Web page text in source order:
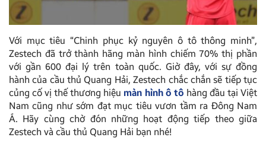
Với mục tiêu “Chinh phục kỷ nguyên ô tô thông minh”,
Zestech đã trở thành hãng màn hình chiếm 70% thị phần
với gần 600 đại lý trên toàn quốc. Giờ đây, với sự đồng
hành của cầu thủ Quang Hải, Zestech chắc chắn sẽ tiếp tục
củng cố vị thế thương hiệu màn hình ô tô hàng đầu tại Việt
Nam cũng như sớm đạt mục tiêu vươn tầm ra Đông Nam
Á. Hãy cùng chờ đón những hoạt động tiếp theo giữa
Zestech và cầu thủ Quang Hải bạn nhé!